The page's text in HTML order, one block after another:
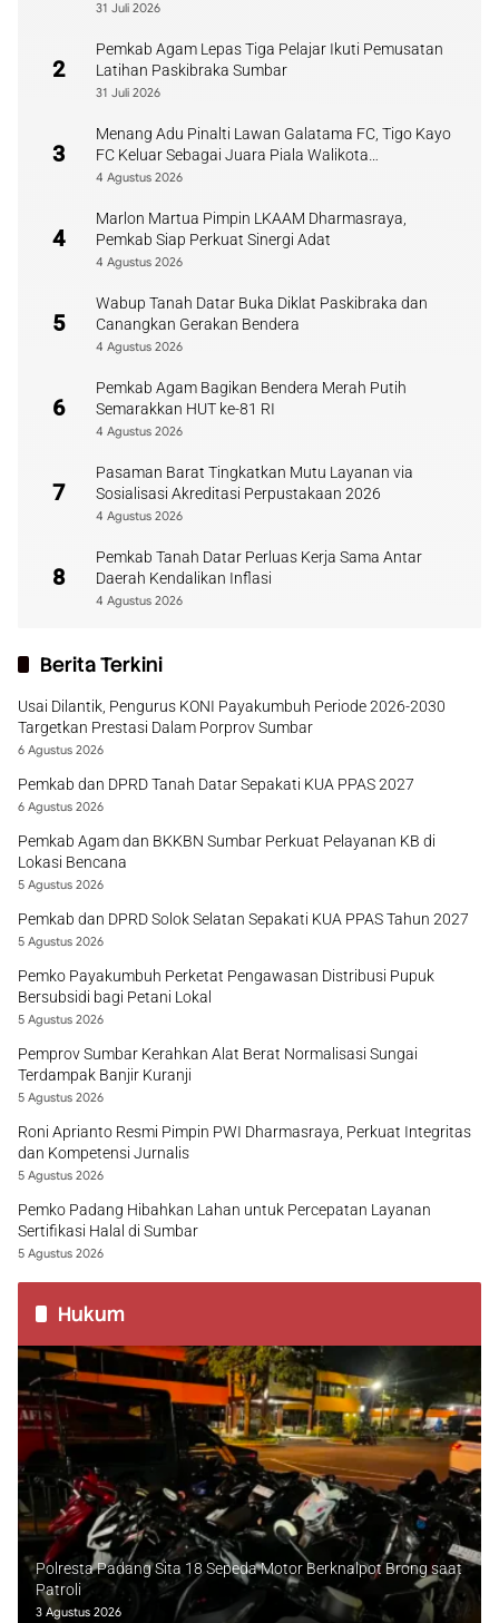
31 Juli 2026
2
Pemkab Agam Lepas Tiga Pelajar Ikuti Pemusatan
Latihan Paskibraka Sumbar
31 Juli 2026
3
Menang Adu Pinalti Lawan Galatama FC, Tigo Kayo
FC Keluar Sebagai Juara Piala Walikota
Payakumbuh
4 Agustus 2026
4
Marlon Martua Pimpin LKAAM Dharmasraya,
Pemkab Siap Perkuat Sinergi Adat
4 Agustus 2026
5
Wabup Tanah Datar Buka Diklat Paskibraka dan
Canangkan Gerakan Bendera
4 Agustus 2026
6
Pemkab Agam Bagikan Bendera Merah Putih
Semarakkan HUT ke-81 RI
4 Agustus 2026
7
Pasaman Barat Tingkatkan Mutu Layanan via
Sosialisasi Akreditasi Perpustakaan 2026
4 Agustus 2026
8
Pemkab Tanah Datar Perluas Kerja Sama Antar
Daerah Kendalikan Inflasi
4 Agustus 2026
Berita Terkini
Usai Dilantik, Pengurus KONI Payakumbuh Periode 2026-2030
Targetkan Prestasi Dalam Porprov Sumbar
6 Agustus 2026
Pemkab dan DPRD Tanah Datar Sepakati KUA PPAS 2027
6 Agustus 2026
Pemkab Agam dan BKKBN Sumbar Perkuat Pelayanan KB di
Lokasi Bencana
5 Agustus 2026
Pemkab dan DPRD Solok Selatan Sepakati KUA PPAS Tahun 2027
5 Agustus 2026
Pemko Payakumbuh Perketat Pengawasan Distribusi Pupuk
Bersubsidi bagi Petani Lokal
5 Agustus 2026
Pemprov Sumbar Kerahkan Alat Berat Normalisasi Sungai
Terdampak Banjir Kuranji
5 Agustus 2026
Roni Aprianto Resmi Pimpin PWI Dharmasraya, Perkuat Integritas
dan Kompetensi Jurnalis
5 Agustus 2026
Pemko Padang Hibahkan Lahan untuk Percepatan Layanan
Sertifikasi Halal di Sumbar
5 Agustus 2026
Hukum
Polresta Padang Sita 18 Sepeda Motor Berknalpot Brong saat
Patroli
3 Agustus 2026